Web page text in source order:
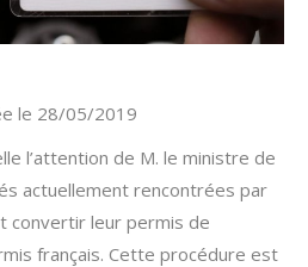
le 28/05/2019
l’attention de M. le ministre de
actuellement rencontrées par
convertir leur permis de
français. Cette procédure est